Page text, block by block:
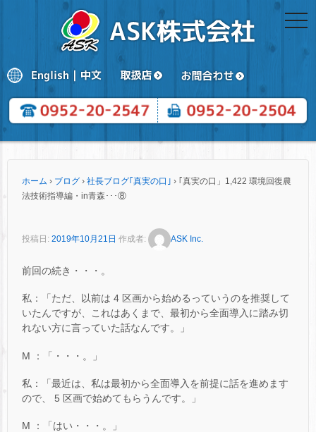
ホーム › ブログ › 社長ブログ｢真実の口｣ › ｢真実の口」1,422 環境回復農
法技術指導編・in青森･･･⑧
投稿日: 2019年10月21日 作成者: ASK Inc.
前回の続き・・・。
私：「ただ、以前は 4 区画から始めるっていうのを推奨して
いたんですが、これはあくまで、最初から全面導入に踏み切
れない方に言っていた話なんです。」
M ：「・・・。」
私：「最近は、私は最初から全面導入を前提に話を進めます
ので、 5 区画で始めてもらうんです。」
M ：「はい・・・。」